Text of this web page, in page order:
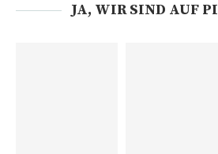
JA, WIR SIND AUF